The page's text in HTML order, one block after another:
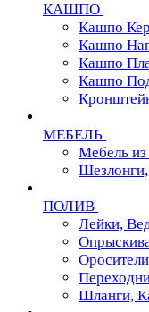
КАШПО
Кашпо
Кашпо
Кашпо
Кашпо
МЕБЕЛЬ
Мебель из
ПОЛИВ
Лейки,
Шланги,